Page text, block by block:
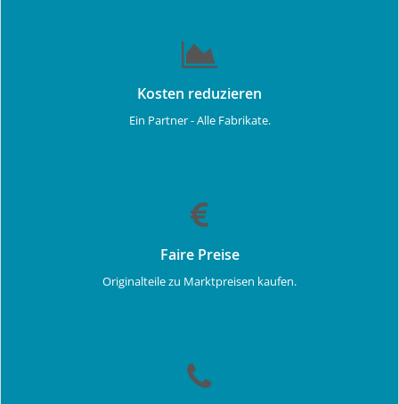
Kosten reduzieren
Ein Partner - Alle Fabrikate.
Faire Preise
Originalteile zu Marktpreisen kaufen.